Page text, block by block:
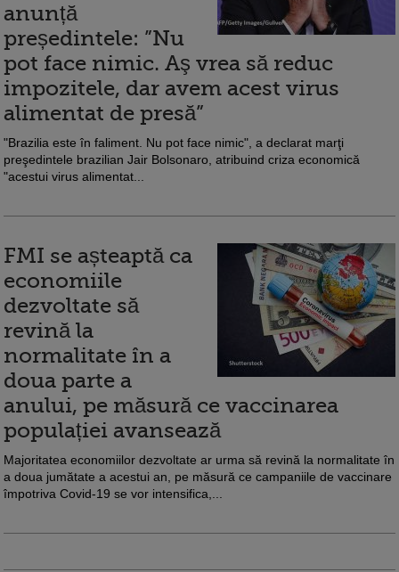
anunță
președintele: ”Nu
pot face nimic. Aş vrea să reduc
impozitele, dar avem acest virus
alimentat de presă”
"Brazilia este în faliment. Nu pot face nimic", a declarat marţi
preşedintele brazilian Jair Bolsonaro, atribuind criza economică
"acestui virus alimentat...
FMI se așteaptă ca
economiile
dezvoltate să
revină la
normalitate în a
doua parte a
anului, pe măsură ce vaccinarea
populației avansează
Majoritatea economiilor dezvoltate ar urma să revină la normalitate în
a doua jumătate a acestui an, pe măsură ce campaniile de vaccinare
împotriva Covid-19 se vor intensifica,...